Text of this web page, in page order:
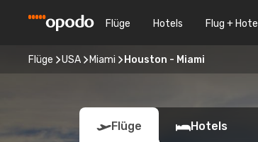
Flüge Hotels Flug + Hotel
Flüge USA Miami Houston - Miami
Flüge Hotels